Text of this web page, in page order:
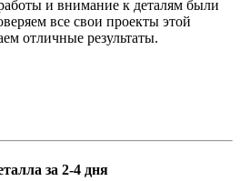
и внимание к деталям были
все свои проекты этой
отличные результаты.
за 2-4 дня